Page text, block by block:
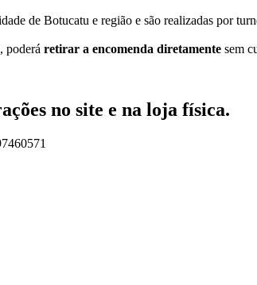
de Botucatu e região e são realizadas por
poderá retirar a encomenda diretamente sem
no site e na loja física.